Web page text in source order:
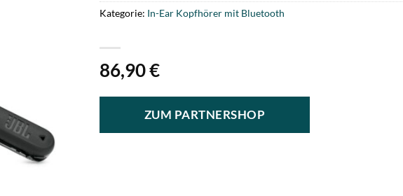
86,90€
ZUM PARTNERSHOP
Kategorie: In-Ear Kopfhörer mit Bluetooth